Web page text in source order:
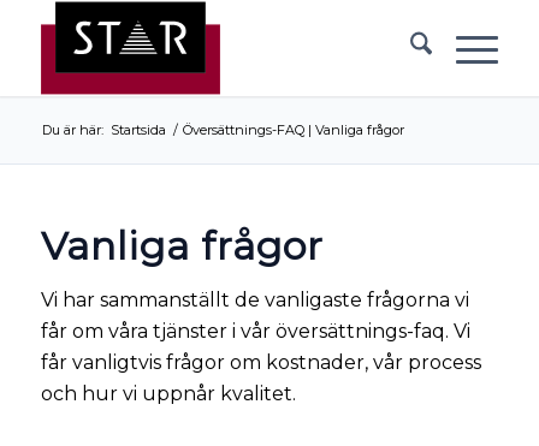
Du är här: Startsida / Översättnings-FAQ | Vanliga frågor
Vanliga frågor
Vi har sammanställt de vanligaste frågorna vi
får om våra tjänster i vår översättnings-faq. Vi
får vanligtvis frågor om kostnader, vår process
och hur vi uppnår kvalitet.